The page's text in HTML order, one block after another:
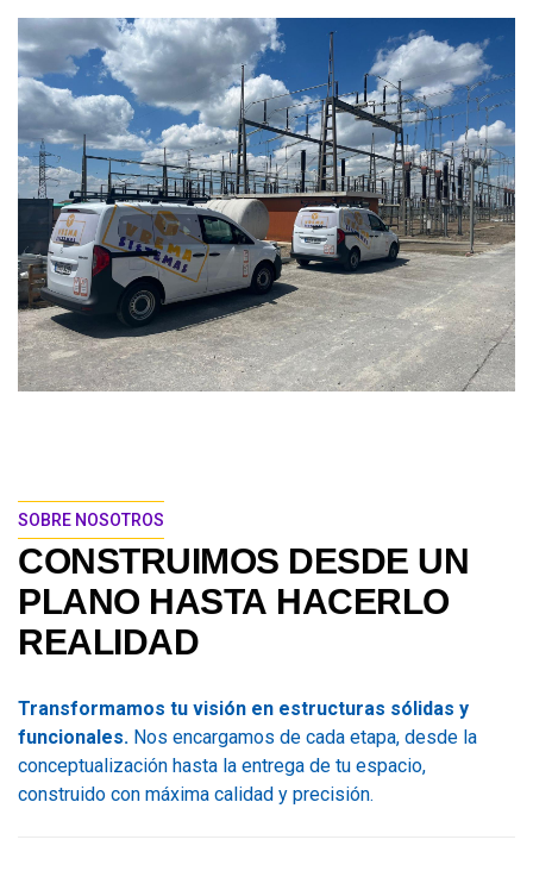
SOBRE NOSOTROS
CONSTRUIMOS DESDE UN
PLANO HASTA HACERLO
REALIDAD
Transformamos tu visión en estructuras sólidas y
funcionales. Nos encargamos de cada etapa, desde la
conceptualización hasta la entrega de tu espacio,
construido con máxima calidad y precisión.